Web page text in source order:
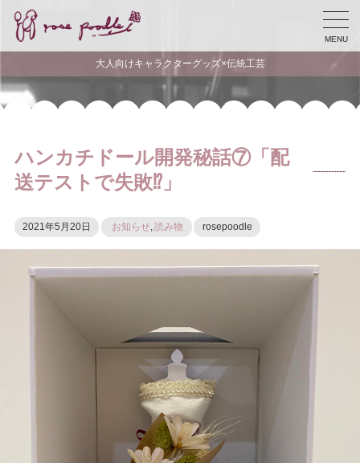
MENU
大人向けキャラクターグッズ×伝統工芸
ハンカチドール開発秘話⑦「配
送テストで失敗⁉」
2021年5月20日 お知らせ 読み物 rosepoodle